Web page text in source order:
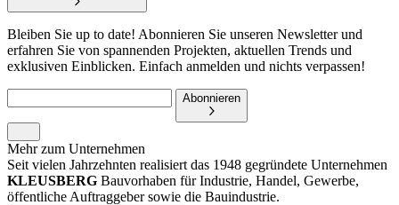
Bleiben Sie up to date! Abonnieren Sie unseren Newsletter und
erfahren Sie von spannenden Projekten, aktuellen Trends und
exklusiven Einblicken. Einfach anmelden und nichts verpassen!
Abonnieren
Mehr zum Unternehmen
Seit vielen Jahrzehnten realisiert das 1948 gegründete Unternehmen
KLEUSBERG Bauvorhaben für Industrie, Handel, Gewerbe,
öffentliche Auftraggeber sowie die Bauindustrie.